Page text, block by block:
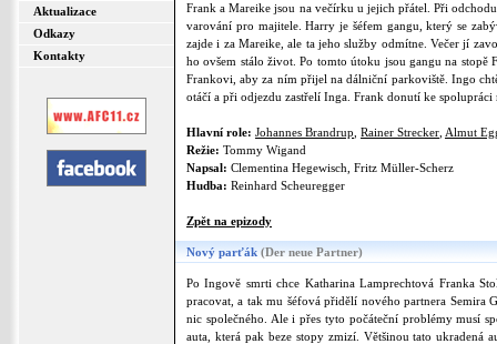
Aktualizace
Odkazy
Kontakty
Frank a Mareike jsou na večírku u jejich přátel. Při
varování pro majitele. Harry je šéfem gangu, který se
zajde i za Mareike, ale ta jeho služby odmítne. Večer jí
ho ovšem stálo život. Po tomto útoku jsou gangu na
Frankovi, aby za ním přijel na dálniční parkoviště. Ingo
otáčí a při odjezdu zastřelí Inga. Frank donutí ke
Hlavní role: Johannes Brandrup Rainer Strecker Almut
Režie: Tommy Wigand
Napsal: Clementina Hegewisch, Fritz Müller-Scherz
Hudba: Reinhard Scheuregger
Zpět na epizody
Nový parťák (Der neue Partner)
Po Ingově smrti chce Katharina Lamprechtová Franka
pracovat, a tak mu šéfová přidělí nového partnera Semira
nic společného. Ale i přes tyto počáteční problémy musí
auta, která pak beze stopy zmizí. Většinou tato ukradená